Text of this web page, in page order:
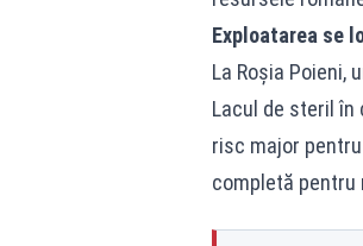
Exploatarea se
La Roșia Poieni,
Lacul de steril
risc major
completă pentru